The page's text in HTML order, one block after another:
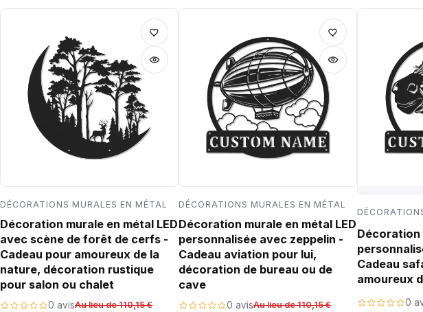
DÉCORATIONS MURALES EN MÉTAL
Décoration murale en métal LED
avec scène de forêt de cerfs -
Cadeau pour amoureux de la
nature, décoration rustique
pour salon ou chalet
0 avisAu lieu de 110,15 €
DÉCORATIONS MURALES EN MÉTAL
Décoration murale en métal LED
personnalisée avec zeppelin -
Cadeau aviation pour lui,
décoration de bureau ou de
cave
0 avisAu lieu de 110,15 €
Décoration
Cadeau
amoureux
0